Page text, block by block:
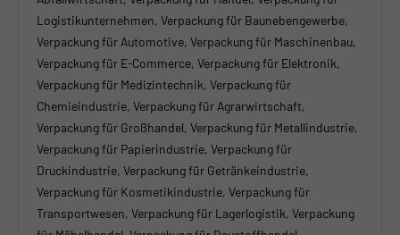
Logistikunternehmen, Verpackung für Baunebengewerbe,
Verpackung für Automotive, Verpackung für Maschinenbau,
Verpackung für E-Commerce, Verpackung für Elektronik,
Verpackung für Medizintechnik, Verpackung für
Chemieindustrie, Verpackung für Agrarwirtschaft,
Verpackung für Großhandel, Verpackung für Metallindustrie,
Verpackung für Papierindustrie, Verpackung für
Druckindustrie, Verpackung für Getränkeindustrie,
Verpackung für Kosmetikindustrie, Verpackung für
Transportwesen, Verpackung für Lagerlogistik, Verpackung